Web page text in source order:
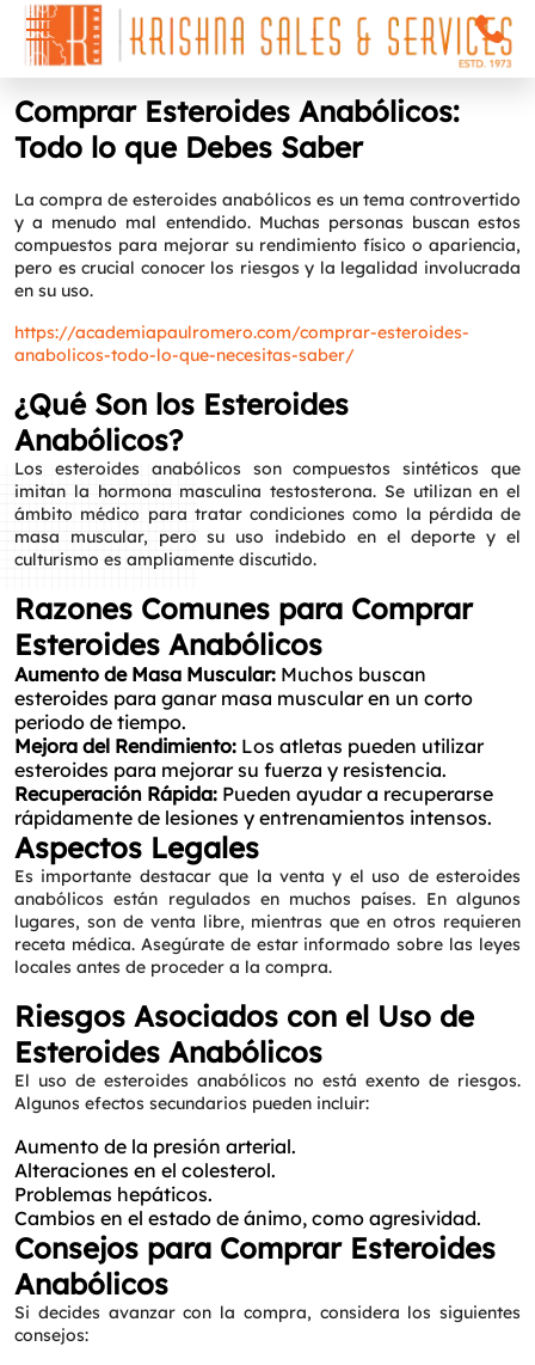
Comprar Esteroides Anabólicos:
Todo lo que Debes Saber
La compra de esteroides anabólicos es un tema controvertido
y a menudo mal entendido. Muchas personas buscan estos
compuestos para mejorar su rendimiento físico o apariencia,
pero es crucial conocer los riesgos y la legalidad involucrada
en su uso.
https://academiapaulromero.com/comprar-esteroides-
anabolicos-todo-lo-que-necesitas-saber/
¿Qué Son los Esteroides
Anabólicos?
Los esteroides anabólicos son compuestos sintéticos que
imitan la hormona masculina testosterona. Se utilizan en el
ámbito médico para tratar condiciones como la pérdida de
masa muscular, pero su uso indebido en el deporte y el
culturismo es ampliamente discutido.
Razones Comunes para Comprar
Esteroides Anabólicos
Aumento de Masa Muscular: Muchos buscan
esteroides para ganar masa muscular en un corto
periodo de tiempo.
Mejora del Rendimiento: Los atletas pueden utilizar
esteroides para mejorar su fuerza y resistencia.
Recuperación Rápida: Pueden ayudar a recuperarse
rápidamente de lesiones y entrenamientos intensos.
Aspectos Legales
Es importante destacar que la venta y el uso de esteroides
anabólicos están regulados en muchos países. En algunos
lugares, son de venta libre, mientras que en otros requieren
receta médica. Asegúrate de estar informado sobre las leyes
locales antes de proceder a la compra.
Riesgos Asociados con el Uso de
Esteroides Anabólicos
El uso de esteroides anabólicos no está exento de riesgos.
Algunos efectos secundarios pueden incluir:
Aumento de la presión arterial.
Alteraciones en el colesterol.
Problemas hepáticos.
Cambios en el estado de ánimo, como agresividad.
Consejos para Comprar Esteroides
Anabólicos
Si decides avanzar con la compra, considera los siguientes
consejos: